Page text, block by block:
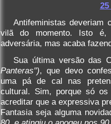
Antifeministas deveriam
vilã do momento. Isto é,
adversária, mas acaba
Sua última versão das
Panteras"), que devo
uma pá de cal nas
cultural. Sim, porque só
acreditar que a expressiva
Fantasia seja alguma